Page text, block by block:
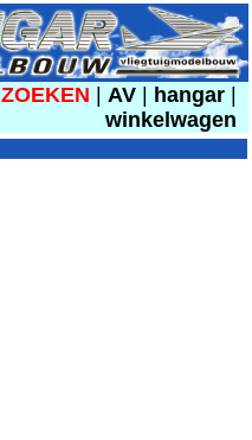
ZOEKEN AV hangar
winkelwagen